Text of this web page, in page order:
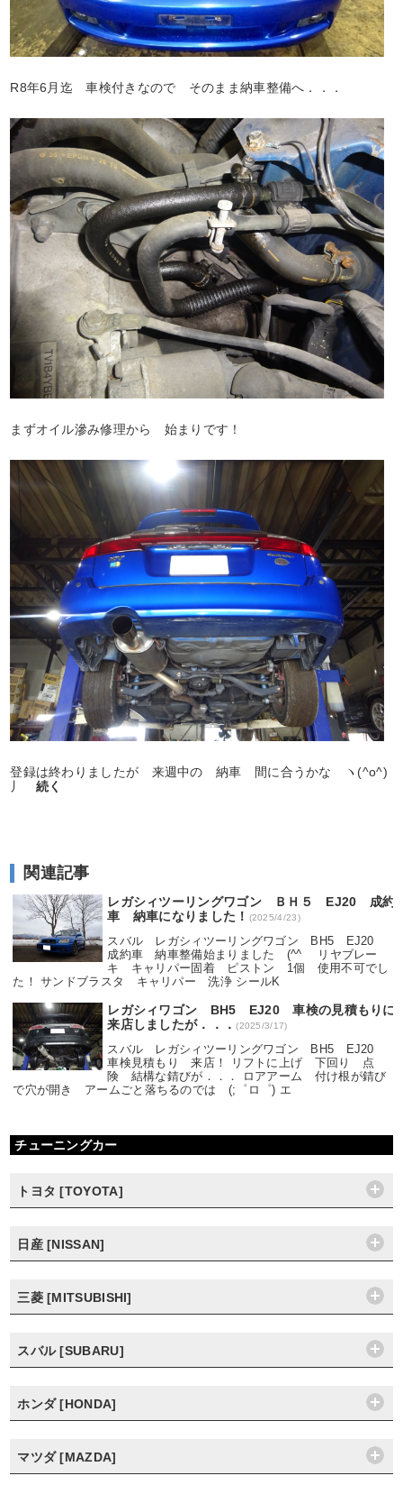
R8年6月迄 車検付きなので そのまま納車整備へ．．．
まずオイル滲み修理から 始まりです！
登録は終わりましたが 来週中の 納車 間に合うかな ヽ(^o^)
丿 続く
関連記事
レガシィツーリングワゴン ＢＨ５ EJ20 成約
車 納車になりました！ (2025/4/23)
スバル レガシィツーリングワゴン BH5 EJ20
成約車 納車整備始まりました (^^ゞ リヤブレー
キ キャリパー固着 ピストン 1個 使用不可でし
た！ サンドブラスタ キャリパー 洗浄 シールK
レガシィワゴン BH5 EJ20 車検の見積もりに
来店しましたが．．．(2025/3/17)
スバル レガシィツーリングワゴン BH5 EJ20
車検見積もり 来店！ リフトに上げ 下回り 点
険 結構な錆びが．．． ロアアーム 付け根が錆び
で穴が開き アームごと落ちるのでは (;゜ロ゜) エ
チューニングカー
トヨタ [TOYOTA]
日産 [NISSAN]
三菱 [MITSUBISHI]
スバル [SUBARU]
ホンダ [HONDA]
マツダ [MAZDA]